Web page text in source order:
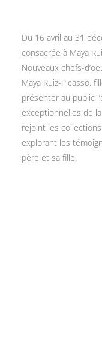
Du 16 avril au 31
consacrée à Maya
Nouveaux chefs-
Maya Ruiz-Picasso,
présenter au public
exceptionnelles de
rejoint les
explorant les
père et sa fille.